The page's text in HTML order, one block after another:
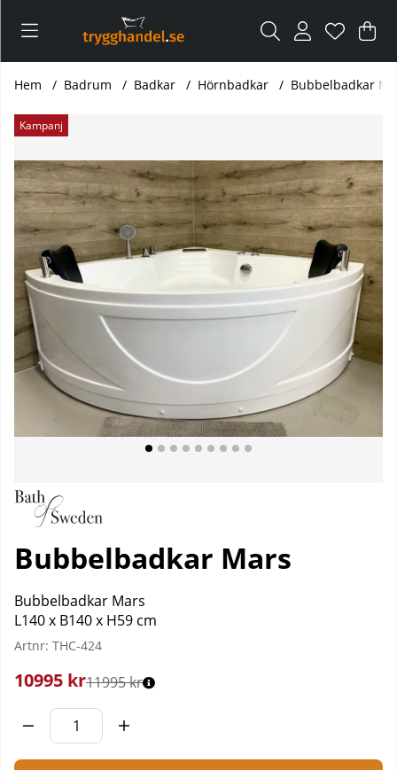
.
Hem Badrum Badkar Hörnbadkar Bubbelbadkar
Kampanj
Produktbilder Bubbelbadkar Mars
Bubbelbadkar Mars
Bubbelbadkar Mars
L140 x B140 x H59 cm
Artnr: THC-424
10995 kr11995 kr